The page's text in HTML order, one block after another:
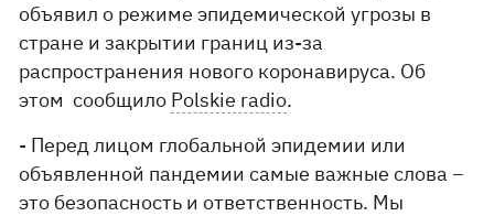
объявил о режиме эпидемической угрозы в
стране и закрытии границ из-за
распространения нового коронавируса. Об
этом сообщило Polskie radio.
- Перед лицом глобальной эпидемии или
объявленной пандемии самые важные слова −
это безопасность и ответственность. Мы